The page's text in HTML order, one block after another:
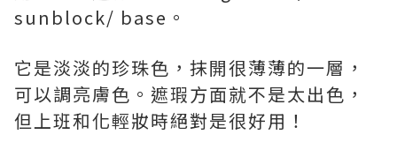
sunblock/ base。
它是淡淡的珍珠色，抹開很薄薄的一層，
可以調亮膚色。遮瑕方面就不是太出色，
但上班和化輕妝時絕對是很好用！